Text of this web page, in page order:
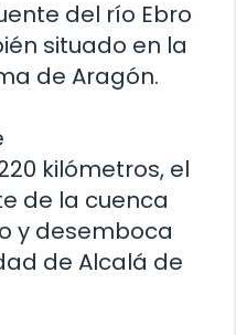
del río Ebro
situado en la
de Aragón.
kilómetros, el
de la cuenca
y desemboca
de Alcalá de